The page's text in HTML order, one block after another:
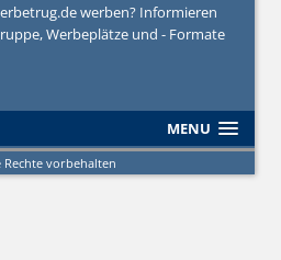
werben? Informieren
Werbeplätze und - Formate
MENU
vorbehalten